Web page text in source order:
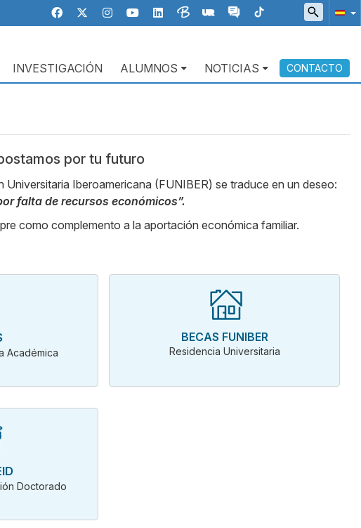
INVESTIGACIÓN ALUMNOS NOTICIAS CONTACTO
por tu futuro
Iberoamericana (FUNIBER) se traduce en un deseo:
falta de recursos económicos”.
como complemento a la aportación económica familiar.
Académica
BECAS FUNIBER
Residencia Universitaria
Doctorado